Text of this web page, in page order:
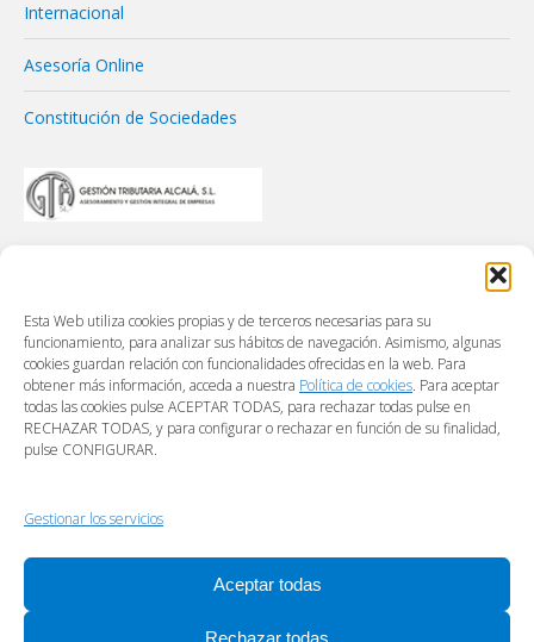
Esta Web utiliza cookies propias y de terceros necesarias para su
funcionamiento, para analizar sus hábitos de navegación. Asimismo, algunas
cookies guardan relación con funcionalidades ofrecidas en la web. Para
obtener más información, acceda a nuestra Política de cookies. Para aceptar
todas las cookies pulse ACEPTAR TODAS, para rechazar todas pulse en
RECHAZAR TODAS, y para configurar o rechazar en función de su finalidad,
pulse CONFIGURAR.
Gestionar los servicios
Aceptar todas
Rechazar todas
Internacional
Asesoría Online
Constitución de Sociedades